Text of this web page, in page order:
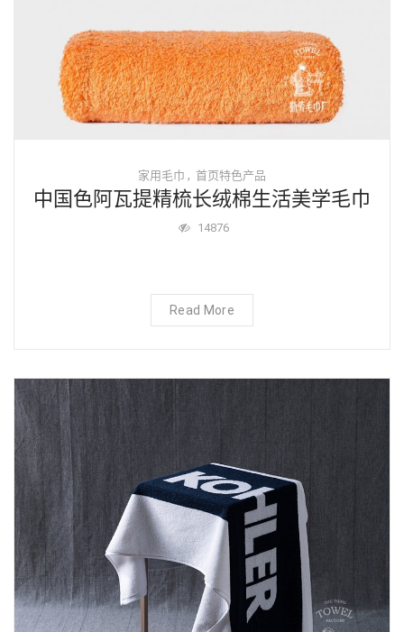
家用毛巾 , 首页特色产品
中国色阿瓦提精梳长绒棉生活美学毛巾
14876
Read More